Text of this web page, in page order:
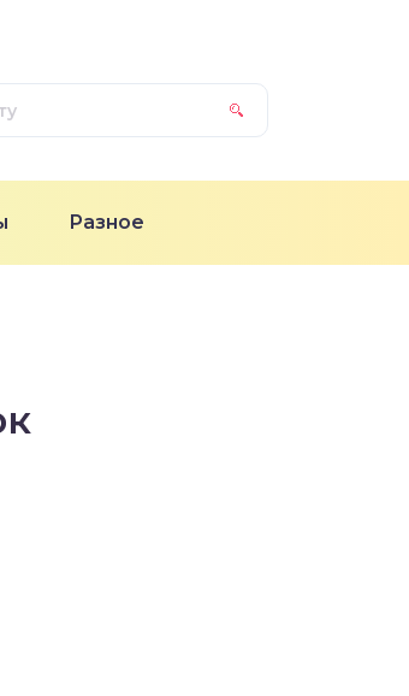
Разное